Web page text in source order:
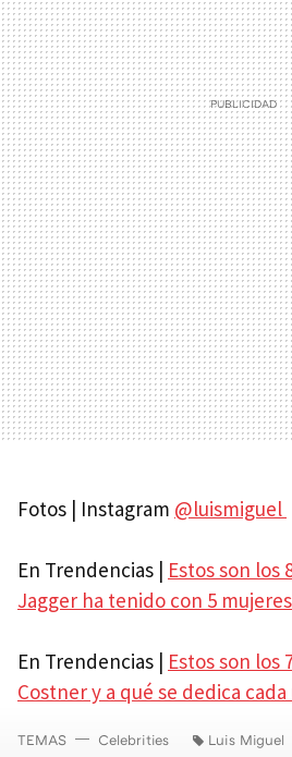
Fotos | Instagram @luismiguel
En Trendencias | Estos son los
Jagger ha tenido con 5
En Trendencias | Estos son los
Costner y a qué se dedica
TEMAS Celebrities Luis Miguel